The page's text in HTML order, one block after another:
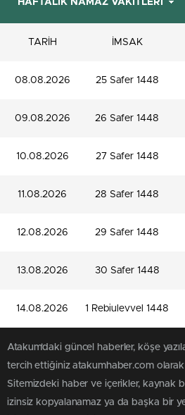
TARİH İMSAK
08.08.2026 25 Safer 1448
09.08.2026 26 Safer 1448
10.08.2026 27 Safer 1448
11.08.2026 28 Safer 1448
12.08.2026 29 Safer 1448
13.08.2026 30 Safer 1448
14.08.2026 1 Rebiulevvel 1448
Atakum'daki güncel haberler, köşe
tercih ettiğiniz atakumhaber.com
Sitemizdeki haber ve içerikler, kaynak
izinsiz kopyalanamaz ya da başka bir